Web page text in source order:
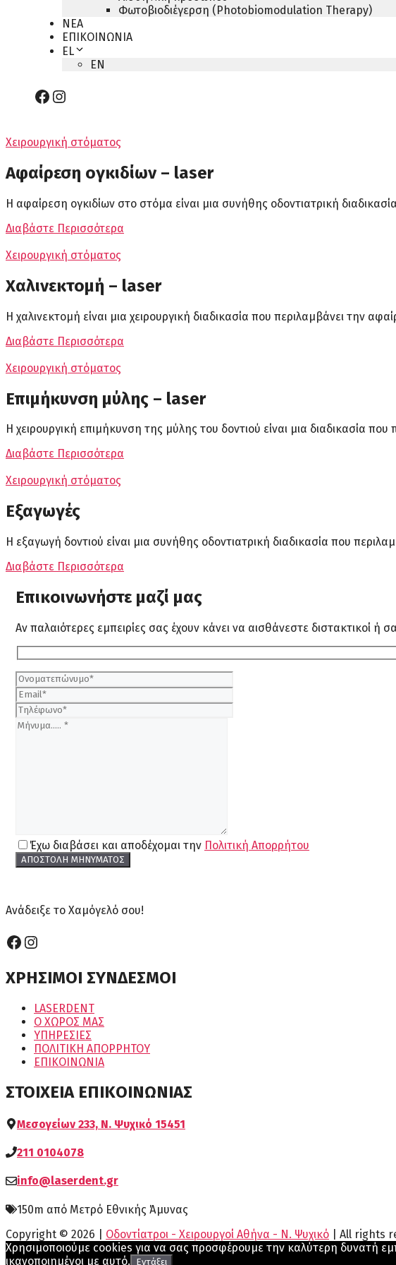
Φωτοβιοδιέγερση (Photobiomodulation Therapy)
ΝΕΑ
ΕΠΙΚΟΙΝΩΝΙΑ
EL
EN
Facebook
Instagram
Χειρουργική στόματος
Αφαίρεση ογκιδίων – laser
Η αφαίρεση ογκιδίων στο στόμα είναι μια συνήθης οδοντιατρική
Διαβάστε Περισσότερα
Χειρουργική στόματος
Χαλινεκτομή – laser
Η χαλινεκτομή είναι μια χειρουργική διαδικασία που περιλαμβάνει την
Διαβάστε Περισσότερα
Χειρουργική στόματος
Επιμήκυνση μύλης – laser
Η χειρουργική επιμήκυνση της μύλης του δοντιού είναι μια διαδικασία
Διαβάστε Περισσότερα
Χειρουργική στόματος
Εξαγωγές
Η εξαγωγή δοντιού είναι μια συνήθης οδοντιατρική διαδικασία που
Διαβάστε Περισσότερα
Επικοινωνήστε μαζί μας
Aν παλαιότερες εμπειρίες σας έχουν κάνει να αισθάνεστε διστακτικοί
Έχω διαβάσει και αποδέχομαι την Πολιτική Απορρήτου
Ανάδειξε το Χαμόγελό σου!
Facebook
Instagram
ΧΡΗΣΙΜΟΙ ΣΥΝΔΕΣΜΟΙ
LASERDENT
Ο ΧΩΡΟΣ ΜΑΣ
ΥΠΗΡΕΣΙΕΣ
ΠΟΛΙΤΙΚΗ ΑΠΟΡΡΗΤΟΥ
ΕΠΙΚΟΙΝΩΝΙΑ
ΣΤΟΙΧΕΙΑ ΕΠΙΚΟΙΝΩΝΙΑΣ
Μεσογείων 233, Ν. Ψυχικό 15451
211 0104078
info@laserdent.gr
150m από Μετρό Εθνικής Άμυνας
Copyright © 2026 | Οδοντίατροι - Χειρουργοί Αθήνα - Ν. Ψυχικό | All rights
Χρησιμοποιούμε cookies για να σας προσφέρουμε την καλύτερη δυνατή
ικανοποιημένοι με αυτό.
Εντάξει